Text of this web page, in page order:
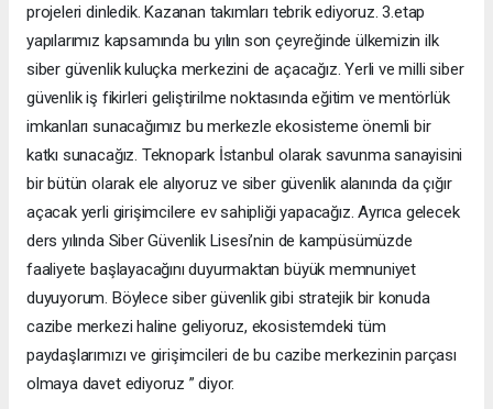
projeleri dinledik. Kazanan takımları tebrik ediyoruz. 3.etap
yapılarımız kapsamında bu yılın son çeyreğinde ülkemizin ilk
siber güvenlik kuluçka merkezini de açacağız. Yerli ve milli siber
güvenlik iş fikirleri geliştirilme noktasında eğitim ve mentörlük
imkanları sunacağımız bu merkezle ekosisteme önemli bir
katkı sunacağız. Teknopark İstanbul olarak savunma sanayisini
bir bütün olarak ele alıyoruz ve siber güvenlik alanında da çığır
açacak yerli girişimcilere ev sahipliği yapacağız. Ayrıca gelecek
ders yılında Siber Güvenlik Lisesi’nin de kampüsümüzde
faaliyete başlayacağını duyurmaktan büyük memnuniyet
duyuyorum. Böylece siber güvenlik gibi stratejik bir konuda
cazibe merkezi haline geliyoruz, ekosistemdeki tüm
paydaşlarımızı ve girişimcileri de bu cazibe merkezinin parçası
olmaya davet ediyoruz ” diyor.